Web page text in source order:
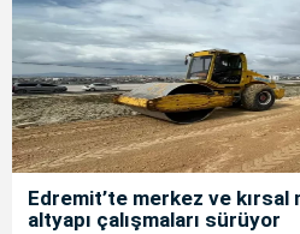
Edremit’te merkez ve kırsal
altyapı çalışmaları sürüyor